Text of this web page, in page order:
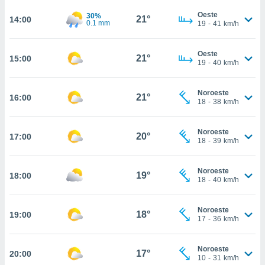
se
o
Puedes
acceder a
14:00
30%
0.1 mm
21°
Oeste
19 - 41 km/h
15:00 21°
Oeste
19 - 40 km/h
16:00 21°
Noroeste
18 - 38 km/h
17:00 20°
Noroeste
18 - 39 km/h
18:00 19°
Noroeste
18 - 40 km/h
19:00 18°
Noroeste
17 - 36 km/h
20:00 17°
Noroeste
10 - 31 km/h